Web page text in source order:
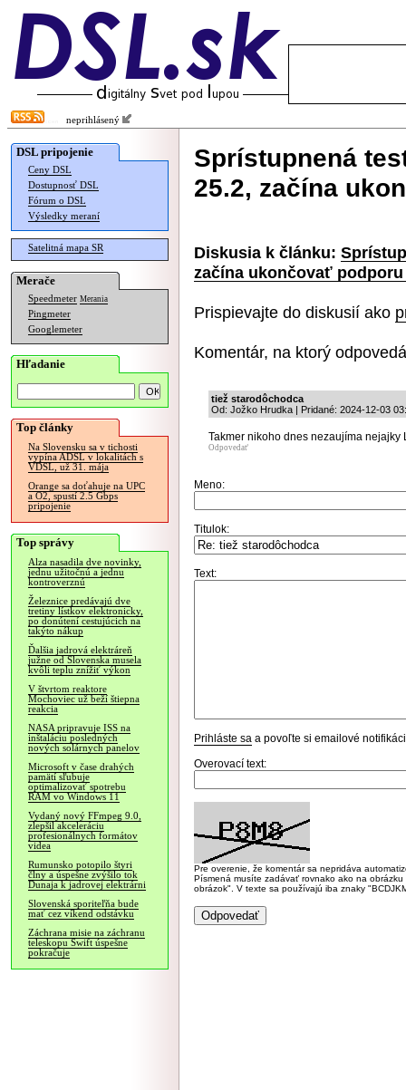
neprihlásený
DSL pripojenie
Ceny DSL
Dostupnosť DSL
Fórum o DSL
Výsledky meraní
Satelitná mapa SR
Merače
Speedmeter Merania
Pingmeter
Googlemeter
Hľadanie
Top články
Na Slovensku sa v tichosti
vypína ADSL v lokalitách s
VDSL, už 31. mája
Orange sa doťahuje na UPC
a O2, spustí 2.5 Gbps
pripojenie
Top správy
Alza nasadila dve novinky,
jednu užitočnú a jednu
kontroverznú
Železnice predávajú dve
tretiny lístkov elektronicky,
po donútení cestujúcich na
takýto nákup
Ďalšia jadrová elektráreň
južne od Slovenska musela
kvôli teplu znížiť výkon
V štvrtom reaktore
Mochoviec už beží štiepna
reakcia
NASA pripravuje ISS na
inštaláciu posledných
nových solárnych panelov
Microsoft v čase drahých
pamätí sľubuje
optimalizovať spotrebu
RAM vo Windows 11
Vydaný nový FFmpeg 9.0,
zlepšil akceleráciu
profesionálnych formátov
videa
Rumunsko potopilo štyri
člny a úspešne zvýšilo tok
Dunaja k jadrovej elektrárni
Slovenská sporiteľňa bude
mať cez víkend odstávku
Záchrana misie na záchranu
teleskopu Swift úspešne
pokračuje
Sprístupnená
25.2, začína
Diskusia k článku:
začína ukončovať
Prispievajte do diskusií ako
Komentár, na ktorý
tiež starodôchodca
Od: Jožko Hrudka | Pridané: 2024-12-03
Takmer nikoho dnes nezaujíma nejajky
Odpovedať
Meno:
Titulok:
Text:
Prihláste sa a povoľte si emailové
Overovací text:
Pre overenie, že komentár sa nepridáva
Písmená musíte zadávať rovnako ako na
obrázok". V texte sa používajú iba znaky